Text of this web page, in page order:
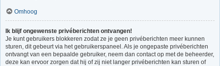
Omhoog
Ik blijf ongewenste privéberichten ontvangen!
Je kunt gebruikers blokkeren zodat ze je geen privéberichten meer kunnen
sturen, dit gebeurt via het gebruikerspaneel. Als je ongepaste privéberichten
ontvangt van een bepaalde gebruiker, neem dan contact op met de beheerder,
deze kan ervoor zorgen dat hij of zij niet langer privéberichten kan sturen of